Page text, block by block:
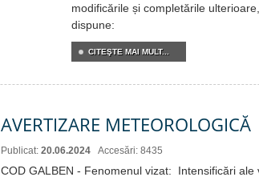
modificările și completările
dispune:
CITEŞTE MAI MULT...
AVERTIZARE METEOROLOGICĂ
Publicat: 20.06.2024 Accesări: 8435
COD GALBEN - Fenomenul vizat: Intensificări ale